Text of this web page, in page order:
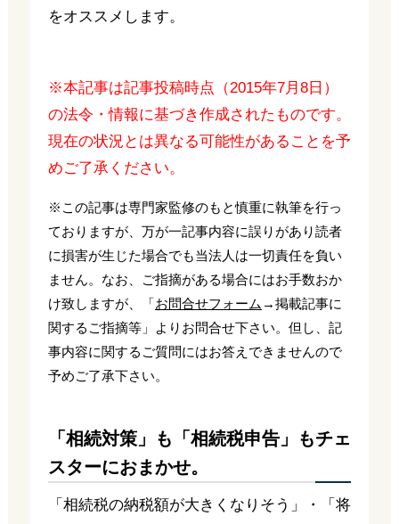
をオススメします。
※本記事は記事投稿時点（2015年7月8日）
の法令・情報に基づき作成されたものです。
現在の状況とは異なる可能性があることを予
めご了承ください。
※この記事は専門家監修のもと慎重に執筆を行っ
ておりますが、万が一記事内容に誤りがあり読者
に損害が生じた場合でも当法人は一切責任を負い
ません。なお、ご指摘がある場合にはお手数おか
け致しますが、「お問合せフォーム →掲載記事に
関するご指摘等」よりお問合せ下さい。但し、記
事内容に関するご質問にはお答えできませんので
予めご了承下さい。
「相続対策」も「相続税申告」もチェ
スターにおまかせ。
「相続税の納税額が大きくなりそう」・「将